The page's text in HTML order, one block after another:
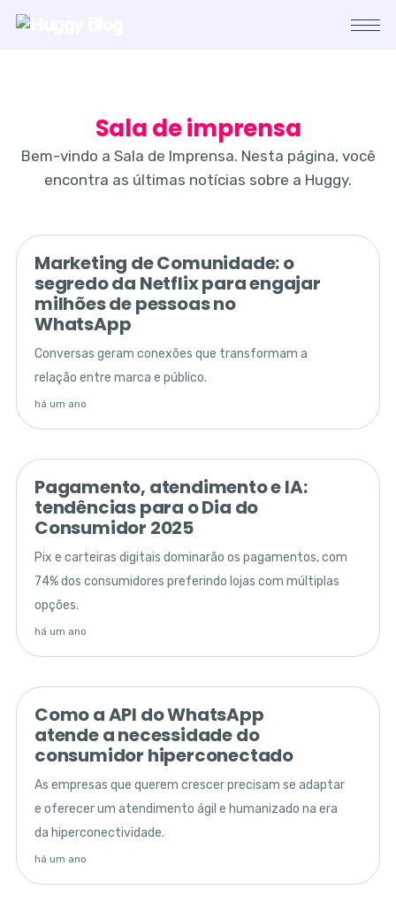
Sala de imprensa
Bem-vindo a Sala de Imprensa. Nesta página, você
encontra as últimas notícias sobre a Huggy.
Marketing de Comunidade: o
segredo da Netflix para engajar
milhões de pessoas no
WhatsApp
Conversas geram conexões que transformam a
relação entre marca e público.
há um ano
Pagamento, atendimento e IA:
tendências para o Dia do
Consumidor 2025
Pix e carteiras digitais dominarão os pagamentos, com
74% dos consumidores preferindo lojas com múltiplas
opções.
há um ano
Como a API do WhatsApp
atende a necessidade do
consumidor hiperconectado
As empresas que querem crescer precisam se adaptar
e oferecer um atendimento ágil e humanizado na era
da hiperconectividade.
há um ano